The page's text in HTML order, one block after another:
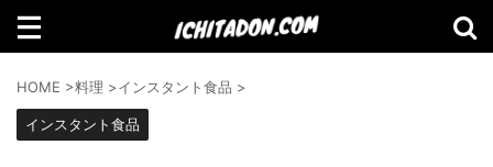
検索
HOME >料理 >インスタント食品 >
インスタント食品